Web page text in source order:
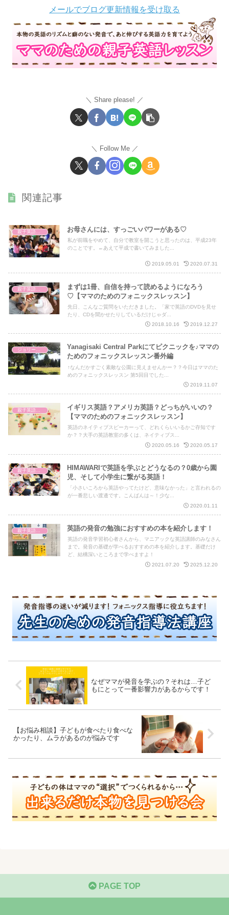
メールでブログ更新情報を受け取る
Share please!
Follow Me
関連記事
親子英語レッスン お母さんには、すっごいパワーがある♡
私が前職をやめて、自分で教室を開こうと思ったのは、平成23年
のことです。←あえて平成で書いてみました...
2019.05.01 2020.07.31
まずは1冊、自信を持って読めるようになろう
♡【ママのためのフォニックスレッスン】
先日、こんなご質問をいただきました。「家で英語のDVDを見せ
たり、CDを聞かせたりしているだけじゃダ...
2018.10.16
2019.12.27
Yanagisaki Central Parkにてピクニックを♪ママの
ためのフォニックスレッスン番外編
↑なんだかすごく素敵な公園に見えませんかー？？今日はママのた
めのフォニックスレッスン 第5回目でした...
2019.11.07
イギリス英語？アメリカ英語？どっちがいいの？
【ママのためのフォニックスレッスン】
英語のネイティブスピーカーって、どれくらいいるかご存知です
か？？大手の英語教室の多くは、ネイティブス...
2020.05.16
2020.05.17
HIMAWARIで英語を学ぶとどうなるの？0歳から園
児、そして小学生に繋がる英語！
「小さいころから英語やってたけど、意味なかった」と言われるの
が一番悲しい渡邊です。こんばんは～！少な...
2020.01.11
親子英語レッスン 英語の発音の勉強におすすめの本を紹介します！
英語の発音学習初心者さんから、マニアックな英語講師のみなさん
まで。発音の基礎が学べるおすすめの本を紹介します。基礎だけ
ど、結構深いところまで学べますよ！
2021.07.20
2025.12.20
なぜママが発音を学ぶの？それは…子ど
もにとって一番影響力があるからです！
【お悩み相談】子どもが食べたり食べな
かったり、ムラがあるのが悩みです
PAGE TOP